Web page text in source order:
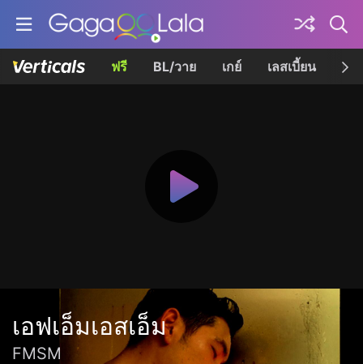
ฟรี BL/วาย เกย์ เลสเบี้ยน เค
เอฟเอ็มเอสเอ็ม
FMSM